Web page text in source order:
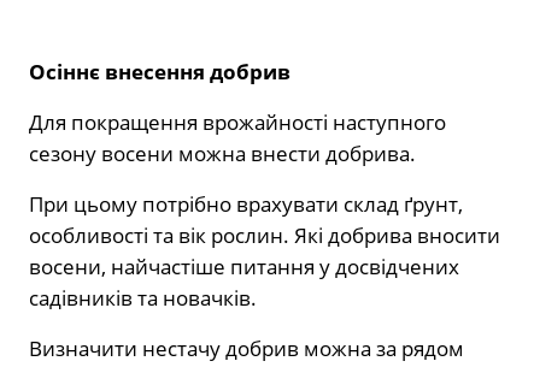
Осіннє внесення добрив
Для покращення врожайності наступного
сезону восени можна внести добрива.
При цьому потрібно врахувати склад ґрунт,
особливості та вік рослин. Які добрива вносити
восени, найчастіше питання у досвідчених
садівників та новачків.
Визначити нестачу добрив можна за рядом